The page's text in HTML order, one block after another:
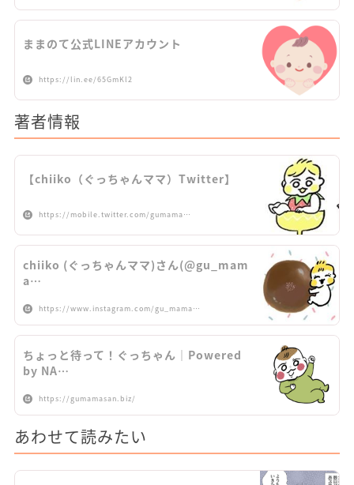
ままのて公式LINEアカウント
https://lin.ee/65GmKl2
著者情報
【chiiko（ぐっちゃんママ）Twitter】
https://mobile.twitter.com/gumama…
chiiko (ぐっちゃんママ)さん(@gu_mam
a…
https://www.instagram.com/gu_mama…
ちょっと待って！ぐっちゃん｜Powered
by NA…
https://gumamasan.biz/
あわせて読みたい